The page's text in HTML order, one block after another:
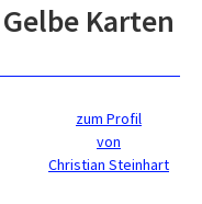
Karten
zum Profil
von
Christian Steinhart